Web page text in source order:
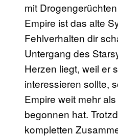
mit
Empire ist das alte
Fehlverhalten dir
Untergang des
Herzen liegt, weil er
interessieren sollte,
Empire weit mehr
begonnen hat.
kompletten